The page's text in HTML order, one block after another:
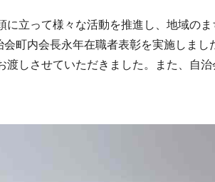
立って様々な活動を推進し、地域の
町内会長永年在職者表彰を実施しまし
しさせていただきました。また、自